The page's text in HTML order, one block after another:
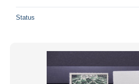
Status